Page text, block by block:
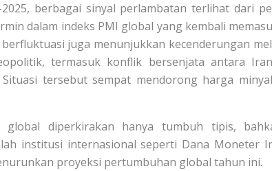
berbagai sinyal perlambatan terlihat dari
dalam indeks PMI global yang kembali
juga menunjukkan kecenderungan
termasuk konflik bersenjata antara
tersebut sempat mendorong harga
global diperkirakan hanya tumbuh tipis,
institusi internasional seperti Dana Moneter
proyeksi pertumbuhan global tahun ini.